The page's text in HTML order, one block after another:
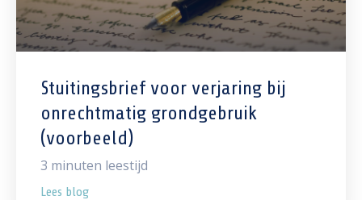
Stuitingsbrief voor verjaring bij
onrechtmatig grondgebruik
(voorbeeld)
3 minuten leestijd
Lees blog